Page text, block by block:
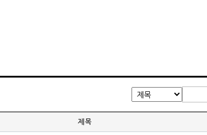
제 목